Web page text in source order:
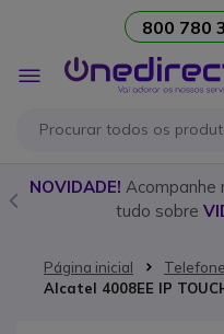
800 780
Alternar
Nav
NOVIDADE! Acompanhe
tudo sobre
Página inicial
Alcatel 4008EE IP